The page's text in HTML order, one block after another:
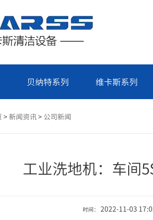
贝纳特系列 维卡斯系列
> 新闻资讯> 公司新闻
工业洗地机：车间
时间： 2022-11-03